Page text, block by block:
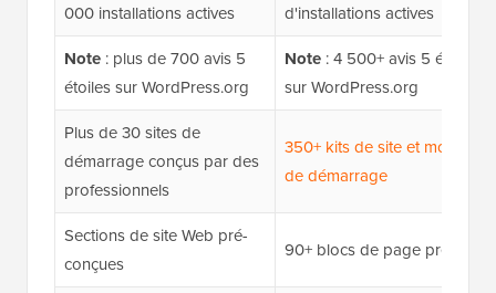
000 installations actives
d'installations actives
Note: plus de 700 avis 5
étoiles sur WordPress.org
Note: 4 500+ avis 5 étoiles
sur WordPress.org
Plus de 30 sites de
démarrage conçus par des
professionnels
350+ kits de site et modèles
de démarrage
Sections de site Web pré-
conçues
90+ blocs de page premium